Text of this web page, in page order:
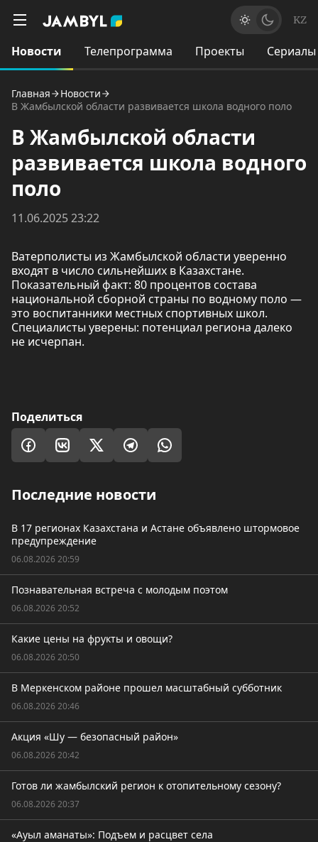
KZ
Новости Телепрограмма Проекты Сериалы
Главная
Новости
В Жамбылской области развивается школа водного поло
В Жамбылской области
развивается школа водного
поло
11.06.2025 23:22
Ватерполисты из Жамбылской области уверенно
входят в число сильнейших в Казахстане.
Показательный факт: 80 процентов состава
национальной сборной страны по водному поло —
это воспитанники местных спортивных школ.
Специалисты уверены: потенциал региона далеко
не исчерпан.
Поделиться
Последние новости
В 17 регионах Казахстана и Астане объявлено штормовое
предупреждение
06.08.2026 20:59
Познавательная встреча с молодым поэтом
06.08.2026 20:52
Какие цены на фрукты и овощи?
06.08.2026 20:50
В Меркенском районе прошел масштабный субботник
06.08.2026 20:46
Акция «Шу — безопасный район»
06.08.2026 20:42
Готов ли жамбылский регион к отопительному сезону?
06.08.2026 20:37
«Ауыл аманаты»: Подъем и расцвет села